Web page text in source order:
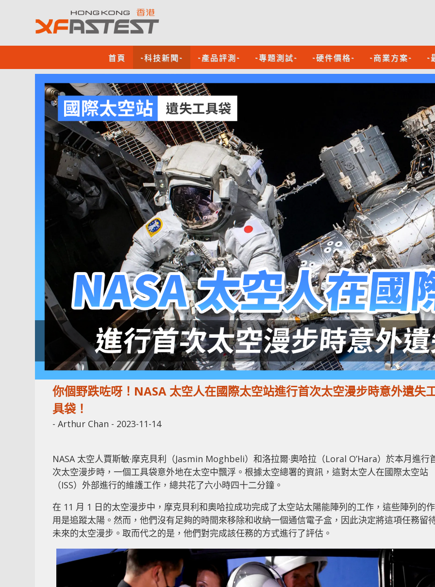
首頁 -科技新聞- -產品評測- -專題測試- -硬件價格- -商業方案- -
你個野跌咗呀！NASA 太空人在國際太空站進行首次太空漫步時意外遺失
具袋！
- Arthur Chan - 2023-11-14
NASA 太空人賈斯敏·摩克貝利（Jasmin Moghbeli）和洛拉爾·奧哈拉（Loral O’Hara）於本月進行
次太空漫步時，一個工具袋意外地在太空中飄浮。根據太空總署的資訊，這對太空人在國際太空站
（ISS）外部進行的維護工作，總共花了六小時四十二分鐘。
在 11 月 1 日的太空漫步中，摩克貝利和奧哈拉成功完成了太空站太陽能陣列的工作，這些陣列的作
用是追蹤太陽。然而，他們沒有足夠的時間來移除和收納一個通信電子盒，因此決定將這項任務留
未來的太空漫步。取而代之的是，他們對完成該任務的方式進行了評估。